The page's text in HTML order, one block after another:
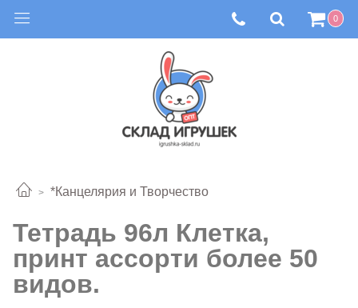
0
*Канцелярия и Творчество
Тетрадь 96л Клетка,
принт ассорти более 50
видов.